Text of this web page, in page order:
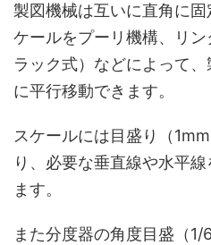
製図機械は互いに直角に
ケールをプーリ機構、リ
ラック式）などによって
に平行移動できます。
スケールには目盛り（
り、必要な垂直線や水平
ます。
また分度器の角度目盛（